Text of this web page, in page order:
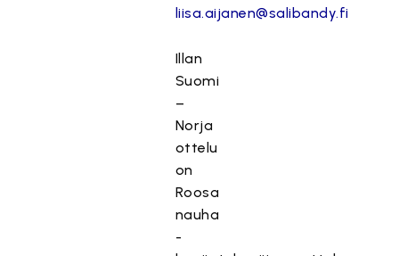
liisa.aijanen@salibandy.fi
Illan
Suomi
–
Norja
ottelu
on
Roosa
nauha
-